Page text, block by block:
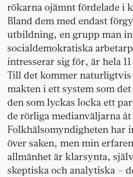
rökarna ojämnt fördelade i
Bland dem med endast
utbildning, en grupp man
socialdemokratiska
intresserar sig för, är hela
Till det kommer
makten i ett system som
den som lyckas locka ett
de rörliga medianväljarna
Folkhälsomyndigheten har
över saken, men min
allmänhet är klarsynta,
skeptiska och analytiska –